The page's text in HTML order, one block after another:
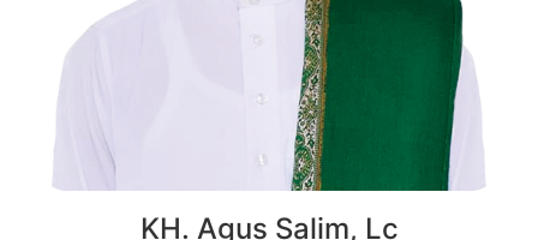
KH. Agus Salim, Lc